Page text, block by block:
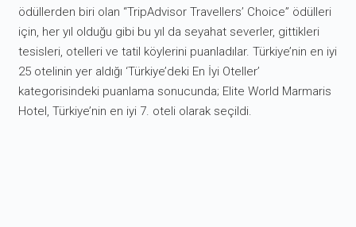
ödüllerden biri olan “TripAdvisor Travellers’ Choice” ödülleri
için, her yıl olduğu gibi bu yıl da seyahat severler, gittikleri
tesisleri, otelleri ve tatil köylerini puanladılar. Türkiye’nin en iyi
25 otelinin yer aldığı ‘Türkiye’deki En İyi Oteller’
kategorisindeki puanlama sonucunda; Elite World Marmaris
Hotel, Türkiye’nin en iyi 7. oteli olarak seçildi.